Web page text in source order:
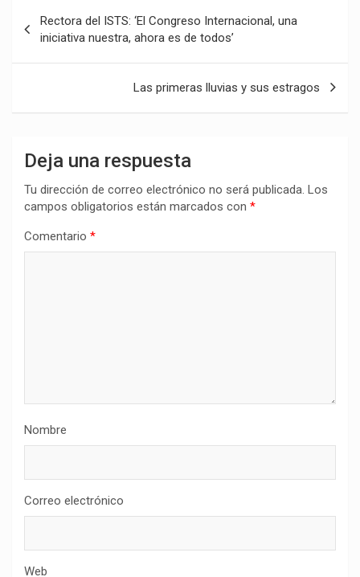
de
entradas
Rectora del ISTS: ‘El Congreso Internacional, una
iniciativa nuestra, ahora es de todos’
Las primeras lluvias y sus estragos
Deja una respuesta
Tu dirección de correo electrónico no será publicada. Los
campos obligatorios están marcados con *
Comentario *
Nombre
Correo electrónico
Web